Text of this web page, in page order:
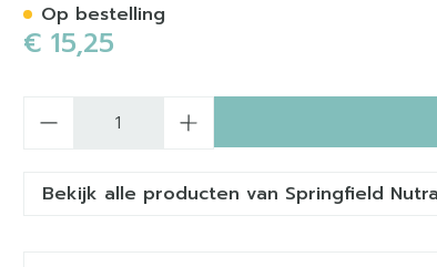
€ 15,25
Op bestelling
Bekijk alle producten van Springfield Nutra